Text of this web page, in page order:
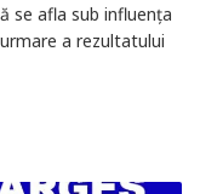
se afla sub influența
a rezultatului